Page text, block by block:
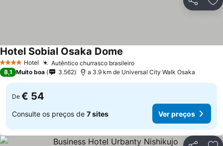
Partilhar
4 EstrelasHotel Autêntico churrasco brasileiro
Hotel Sobial Osaka Dome
8,1 Muito boa 3.562 a 3.9 km de Universal City Walk Osaka
De € 54
Consulte os preços de 7 sites Ver preços